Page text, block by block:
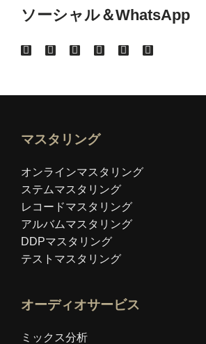
ソーシャル＆WhatsApp
マスタリング
オンラインマスタリング
ステムマスタリング
レコードマスタリング
アルバムマスタリング
DDPマスタリング
テストマスタリング
オーディオサービス
ミックス分析